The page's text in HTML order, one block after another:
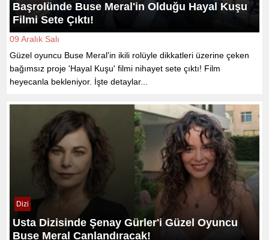
Başrolünde Buse Meral'in Olduğu Hayal Kuşu
Filmi Sete Çıktı!
09 Aralık Salı
Güzel oyuncu Buse Meral'in ikili rolüyle dikkatleri üzerine çeken
bağımsız proje 'Hayal Kuşu' filmi nihayet sete çıktı! Film
heyecanla bekleniyor. İşte detaylar...
Dizi
Usta Dizisinde Şenay Gürler'i Güzel Oyuncu
Buse Meral Canlandıracak!